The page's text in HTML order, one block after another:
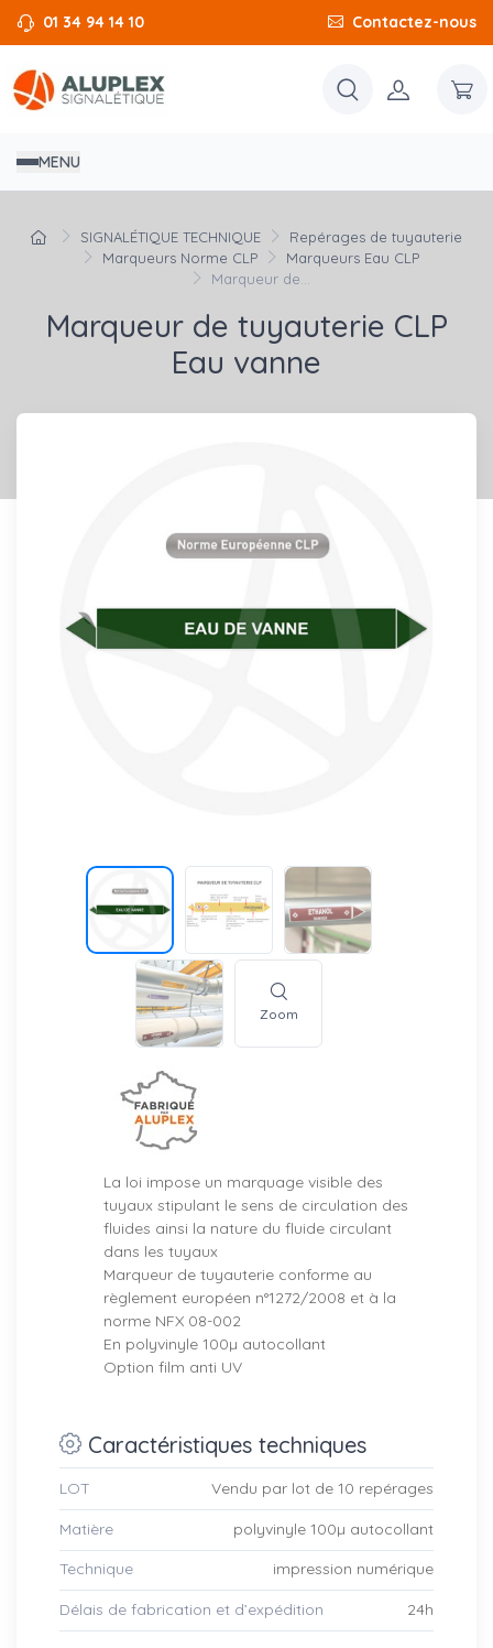
01 34 94 14 10 Contactez-nous
MENU
SIGNALÉTIQUE TECHNIQUE
Repérages de tuyauterie
Marqueurs Norme CLP
Marqueurs Eau CLP
Marqueur de...
Marqueur de tuyauterie CLP
Eau vanne
Zoom
La loi impose un marquage visible des
tuyaux stipulant le sens de circulation des
fluides ainsi la nature du fluide circulant
dans les tuyaux
Marqueur de tuyauterie conforme au
règlement européen n°1272/2008 et à la
norme NFX 08-002
En polyvinyle 100µ autocollant
Option film anti UV
Caractéristiques techniques
LOT Vendu par lot de 10 repérages
Matière polyvinyle 100µ autocollant
Technique impression numérique
Délais de fabrication et d’expédition 24h